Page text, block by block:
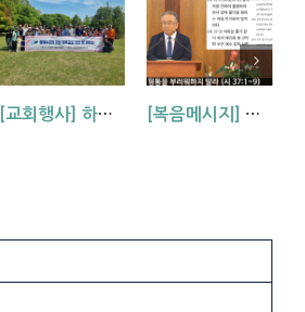
[교회행사] 하남-원주 연합 봄 야유회 [복음메시지] 악인의 형통을 부러워하지 말라 (시편 37:1-9)